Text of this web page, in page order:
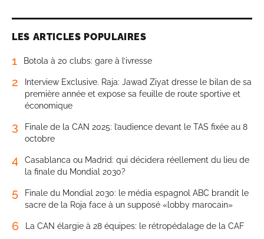
LES ARTICLES POPULAIRES
1 Botola à 20 clubs: gare à l’ivresse
2
Interview Exclusive. Raja: Jawad Ziyat dresse le bilan de sa
première année et expose sa feuille de route sportive et
économique
3
Finale de la CAN 2025: l’audience devant le TAS fixée au 8
octobre
4
Casablanca ou Madrid: qui décidera réellement du lieu de
la finale du Mondial 2030?
5
Finale du Mondial 2030: le média espagnol ABC brandit le
sacre de la Roja face à un supposé «lobby marocain»
6 La CAN élargie à 28 équipes: le rétropédalage de la CAF